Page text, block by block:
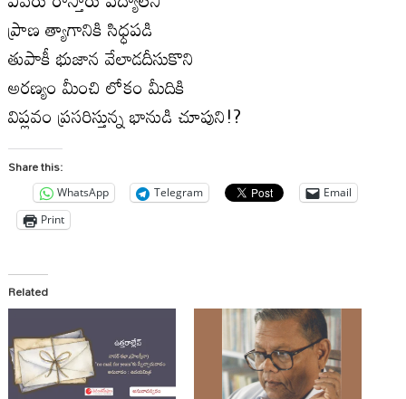
ప్రాణ త్యాగానికి సిధ్ధపడి
తుపాకీ భుజాన వేలాడదీసుకొని
అరణ్యం మీంచి లోకం మీదికి
విప్లవం ప్రసరిస్తున్న భానుడి చూపుని!?
Share this:
WhatsApp Telegram
Email
Print
Related